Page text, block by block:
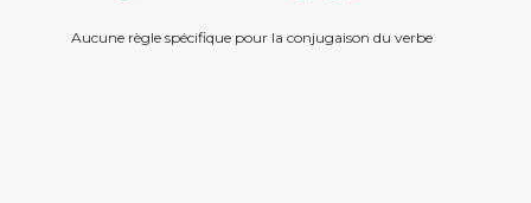
Aucune règle spécifique pour la conjugaison du verbe